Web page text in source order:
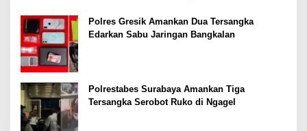
Polres Gresik Amankan Dua Tersangka
Edarkan Sabu Jaringan Bangkalan
Polrestabes Surabaya Amankan Tiga
Tersangka Serobot Ruko di Ngagel